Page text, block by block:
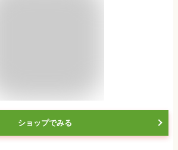
ショップでみる